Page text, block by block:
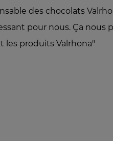
des chocolats
pour nous. Ça nous
les produits Valrhona"